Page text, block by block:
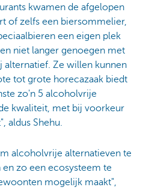
kwamen de afgelopen
of zelfs een biersommelier,
een eigen plek
niet langer genoegen met
alternatief. Ze willen kunnen
tot grote horecazaak biedt
zo'n 5 alcoholvrije
kwaliteit, met bij voorkeur
aldus Shehu.
alcoholvrije alternatieven te
zo een ecosysteem te
mogelijk maakt",